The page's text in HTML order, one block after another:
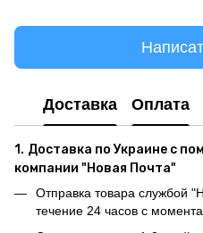
Доставка Оплата
1. Доставка по Украине с
компании "Новая Почта"
Отправка товара службой
течение 24 часов с